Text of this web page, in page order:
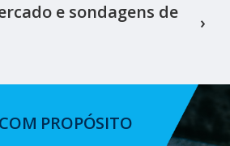
e sondagens de
›
PROPÓSITO